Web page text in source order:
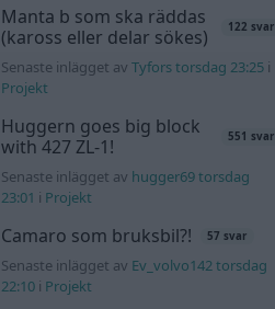
Manta b som ska räddas
(kaross eller delar sökes)
122 svar
Senaste inlägget av Tyfors torsdag 23:25i
Projekt
Huggern goes big block
with 427 ZL-1!
551 svar
Senaste inlägget av hugger69 torsdag
23:01 i Projekt
Camaro som bruksbil?! 57 svar
Senaste inlägget av Ev_volvo142 torsdag
22:10i Projekt